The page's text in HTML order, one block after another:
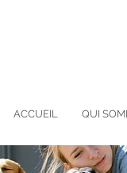
ACCUEIL QUI